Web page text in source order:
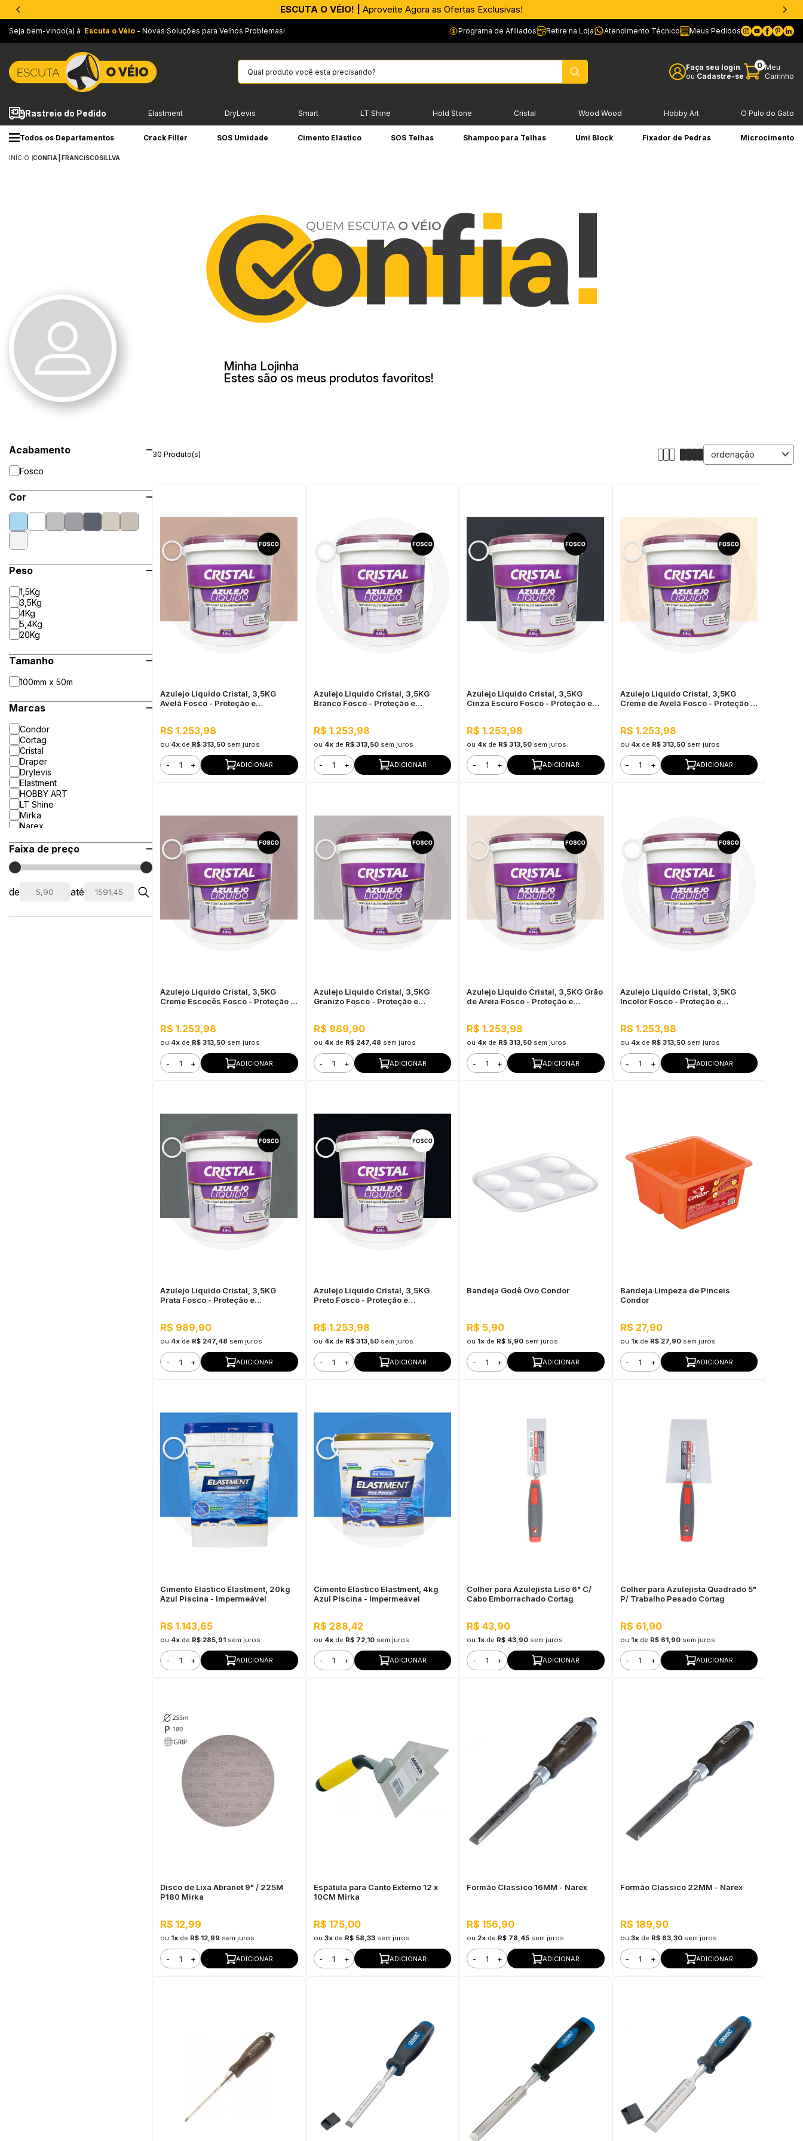
APROVEITE AGORA |PIX parcelado em até 4x sem Juros!*
Seja bem-vindo(a) à Escuta o Véio - Novas Soluções para Velhos Problemas! Programa de Afiliados Retire na Loja Atendimento Técnico Meus Pedidos
Faça seu login
ou Cadastre-se
0 Meu
Carrinho
Rastreio do Pedido Elastment DryLevis Smart LT Shine Hold Stone Cristal Wood Wood Hobby Art O Pulo do Gato
Todos os Departamentos Crack Filler SOS Umidade Cimento Elástico SOS Telhas Shampoo para Telhas Umi Block Fixador de Pedras Microcimento
INÍCIO CONFIA | FRANCISCOSILLVA
Minha Lojinha
Estes são os meus produtos favoritos!
Acabamento
Fosco
Cor
Peso
1,5Kg
3,5Kg
4Kg
5,4Kg
20Kg
Tamanho
100mm x 50m
Marcas
Condor
Cortag
Cristal
Draper
Drylevis
Elastment
HOBBY ART
LT Shine
Mirka
Narex
Faixa de preço
de até
30 Produto(s)
Azulejo Liquido Cristal, 3,5KG
Avelã Fosco - Proteção e
R$ 1.253,98
ou 4x de R$ 313,50 sem juros
- + ADICIONAR
Azulejo Liquido Cristal, 3,5KG
Branco Fosco - Proteção e
R$ 1.253,98
ou 4xde R$ 313,50 sem juros
- + ADICIONAR
Azulejo Liquido Cristal, 3,5KG
Cinza Escuro Fosco - Proteção e
R$ 1.253,98
ou 4x de R$ 313,50 sem juros
- + ADICIONAR
Azulejo Liquido Cristal, 3,5KG
Creme de Avelã Fosco - Proteção e
R$ 1.253,98
ou 4xde R$ 313,50 sem juros
- + ADICIONAR
Azulejo Liquido Cristal, 3,5KG
Creme Escocês Fosco - Proteção e
R$ 1.253,98
ou 4x de R$ 313,50 sem juros
- + ADICIONAR
Azulejo Liquido Cristal, 3,5KG
Granizo Fosco - Proteção e
R$ 989,90
ou 4xde R$ 247,48 sem juros
- + ADICIONAR
Azulejo Liquido Cristal, 3,5KG Grão
de Areia Fosco - Proteção e
R$ 1.253,98
ou 4x de R$ 313,50 sem juros
- + ADICIONAR
Azulejo Liquido Cristal, 3,5KG
Incolor Fosco - Proteção e
R$ 1.253,98
ou 4xde R$ 313,50 sem juros
- + ADICIONAR
Azulejo Líquido Cristal, 3,5KG
Prata Fosco - Proteção e
R$ 989,90
ou 4x de R$ 247,48 sem juros
- + ADICIONAR
Azulejo Liquido Cristal, 3,5KG
Preto Fosco - Proteção e
R$ 1.253,98
ou 4xde R$ 313,50 sem juros
- + ADICIONAR
Bandeja Godê Ovo Condor
R$ 5,90
ou 1x de R$ 5,90 sem juros
- + ADICIONAR
Bandeja Limpeza de Pinceis
Condor
R$ 27,90
ou 1xde R$ 27,90 sem juros
- + ADICIONAR
Cimento Elástico Elastment, 20kg
Azul Piscina - Impermeável
R$ 1.143,65
ou 4x de R$ 285,91 sem juros
- + ADICIONAR
Cimento Elástico Elastment, 4kg
Azul Piscina - Impermeável
R$ 288,42
ou 4xde R$ 72,10 sem juros
- + ADICIONAR
Colher para Azulejista Liso 6" C/
Cabo Emborrachado Cortag
R$ 43,90
ou 1x de R$ 43,90 sem juros
- + ADICIONAR
Colher para Azulejista Quadrado 5"
P/ Trabalho Pesado Cortag
R$ 61,90
ou 1xde R$ 61,90 sem juros
- + ADICIONAR
Disco de Lixa Abranet 9" / 225M
P180 Mirka
R$ 12,99
ou 1x de R$ 12,99 sem juros
- + ADICIONAR
Espátula para Canto Externo 12 x
10CM Mirka
R$ 175,00
ou 3xde R$ 58,33 sem juros
- + ADICIONAR
Formão Classico 16MM - Narex
R$ 156,90
ou 2x de R$ 78,45 sem juros
- + ADICIONAR
Formão Classico 22MM - Narex
R$ 189,90
ou 3xde R$ 63,30 sem juros
- + ADICIONAR